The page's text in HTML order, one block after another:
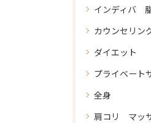
インディバ
カウンセリン
ダイエット
プライベート
全身
肩コリ マッ